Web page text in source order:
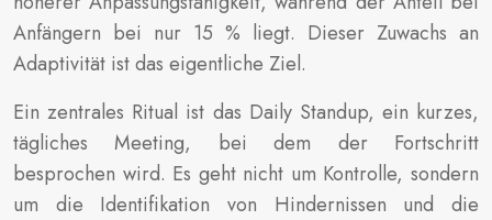
Anfängern bei nur 15 % liegt. Dieser Zuwachs an
Adaptivität ist das eigentliche Ziel.
Ein zentrales Ritual ist das Daily Standup, ein kurzes,
tägliches Meeting, bei dem der Fortschritt
besprochen wird. Es geht nicht um Kontrolle, sondern
um die Identifikation von Hindernissen und die